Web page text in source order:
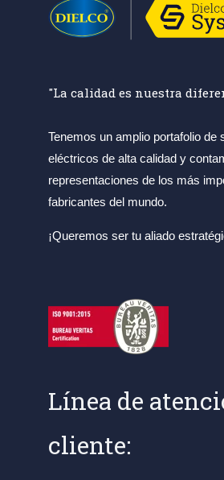
"La calidad es nuestra
Tenemos un amplio portafolio de
eléctricos de alta calidad y
representaciones de los más
fabricantes del mundo.
¡Queremos ser tu aliado
Línea de
cliente: